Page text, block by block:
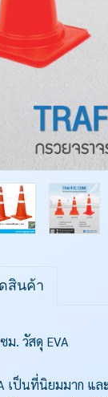
สินค้า
ม. วัสดุ EVA
เป็นที่นิยมมาก แ